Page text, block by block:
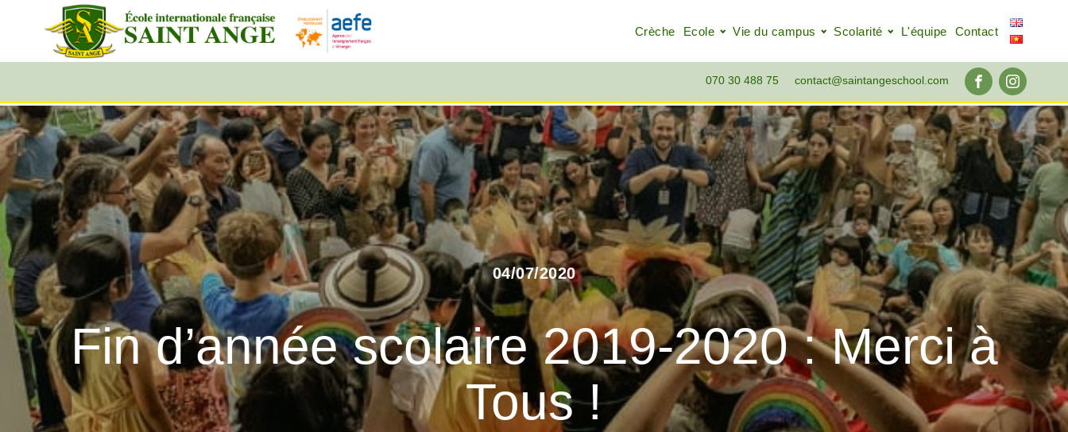
Crèche Ecole Vie du campus Scolarité L'équipe Contact
070 30 488 75 contact@saintangeschool.com
04/07/2020
Fin d’année scolaire 2019-2020 : Merci à
Tous !